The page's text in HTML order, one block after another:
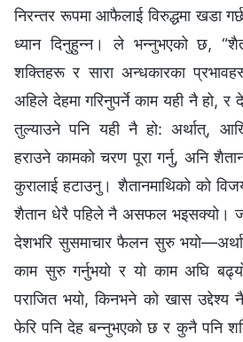
निरन्तर रूपमा आफैलाई विरुद्धमा खडा
ध्यान दिनुहुन्‍न। ले भन्‍नुभएको छ,
शक्तिहरू र सारा अन्धकारका
अहिले देहमा गरिनुपर्ने काम यही नै हो, र
तुल्याउने पनि यही नै हो: अर्थात्,
हराउने कामको चरण पूरा गर्नु, अनि
कुरालाई हटाउनु। शैतानमाथिको को
शैतान धेरै पहिले नै असफल भइसक्यो।
देशभरि सुसमाचार फैलन सुरु
काम सुरु गर्नुभयो र यो काम अघि
पराजित भयो, किनभने को खास उद्देश्य
फेरि पनि देह बन्‍नुभएको छ र कुनै पनि